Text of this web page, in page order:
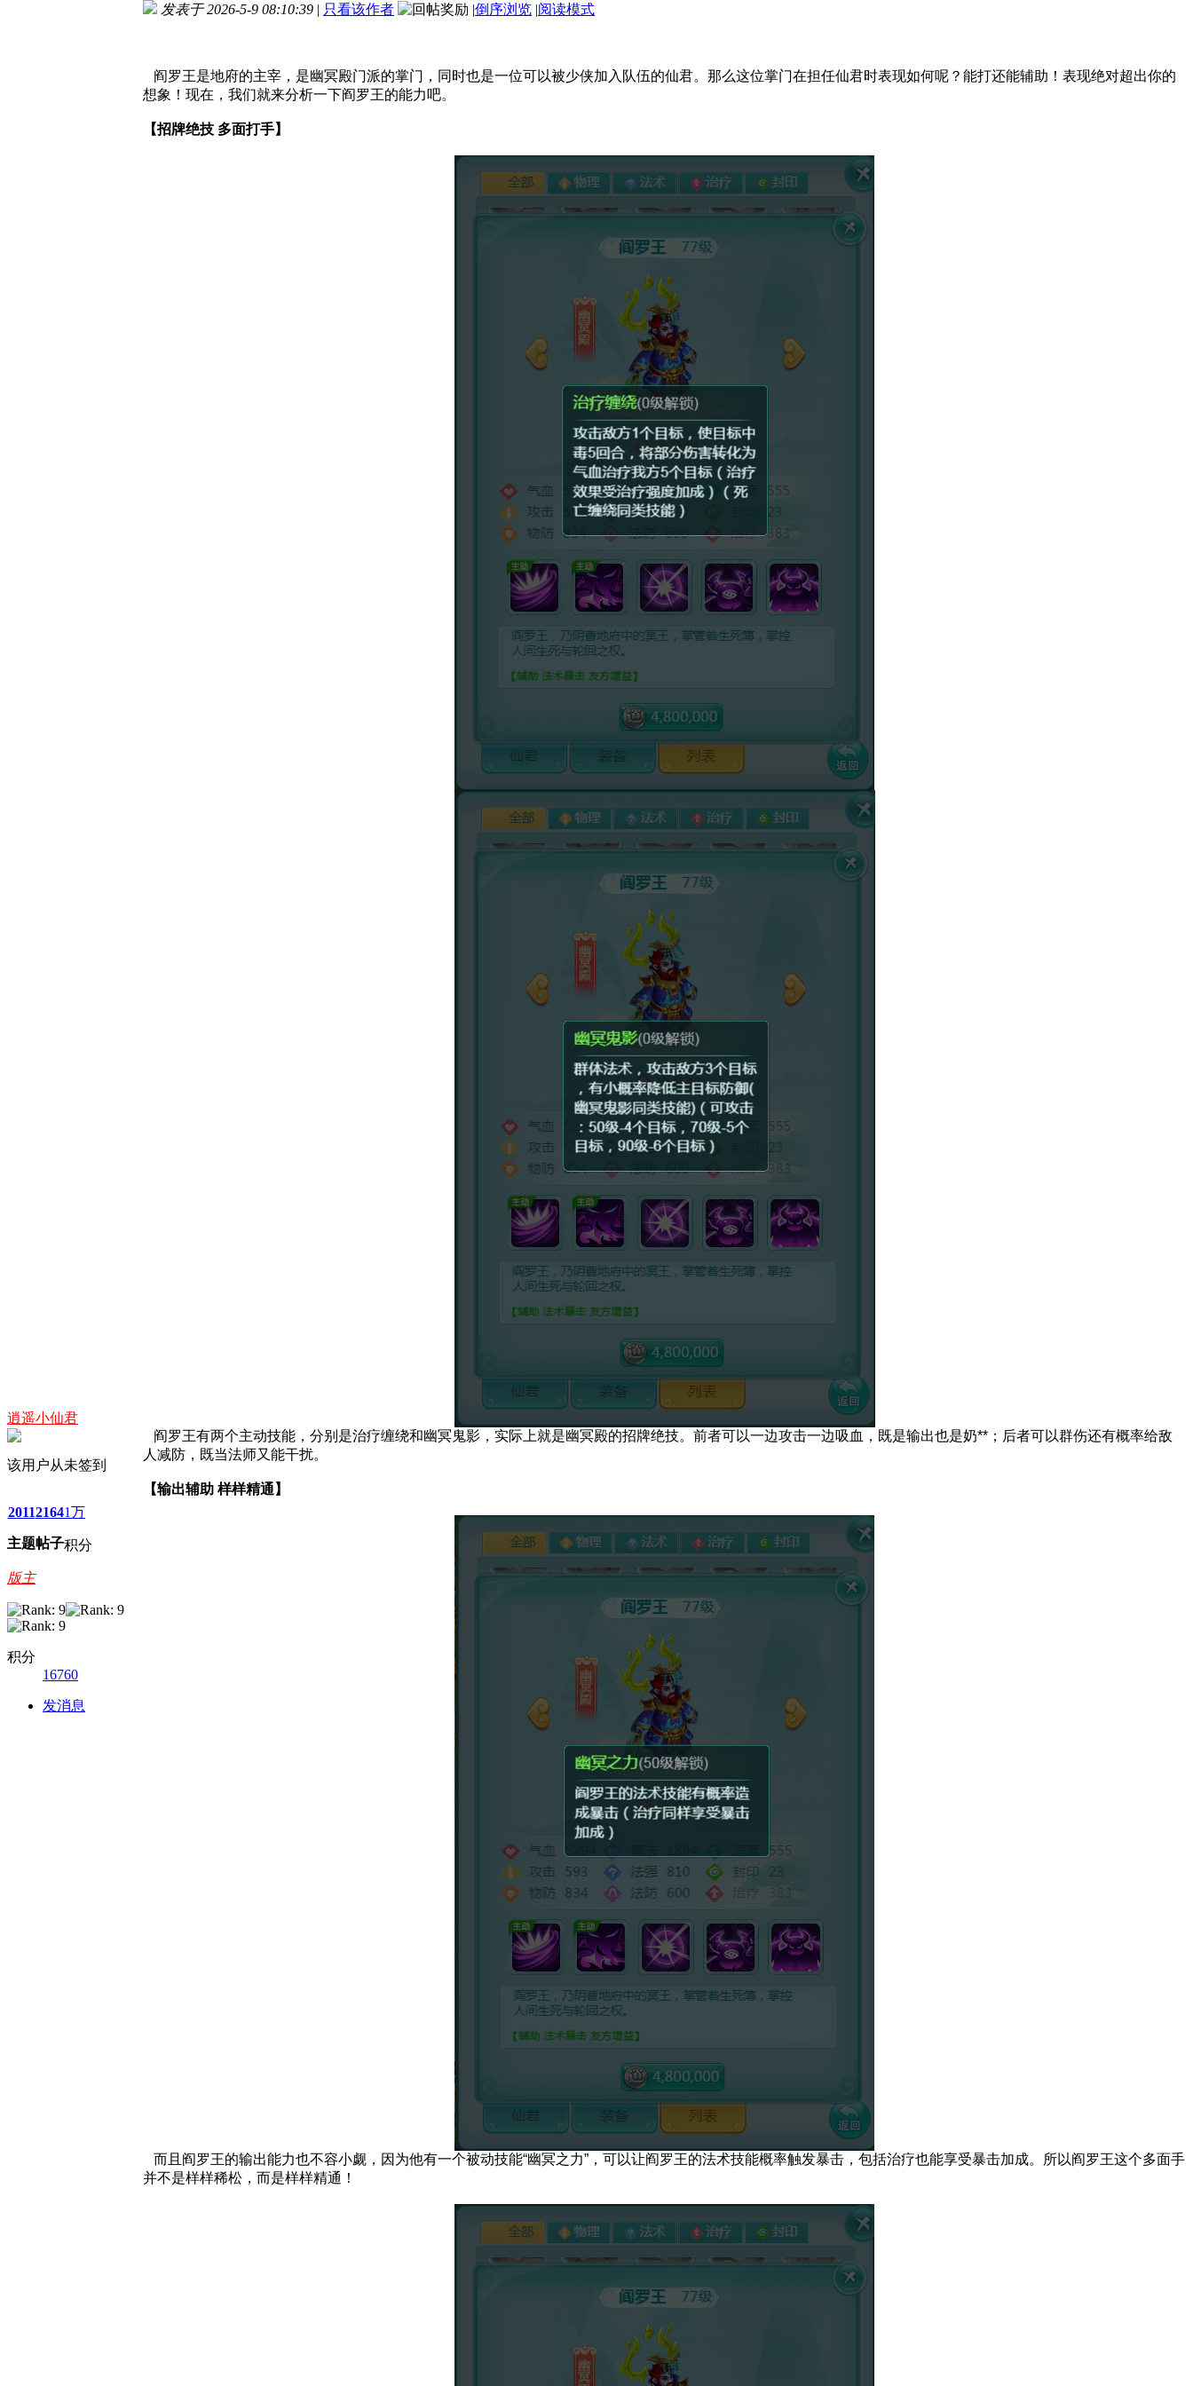
逍遥小仙君
该用户从未签到
2011
主题
2164
帖子
1万
积分
版主
积分
16760
发消息
发表于 2026-5-9 08:10:39 | 只看该作者 |倒序浏览 |阅读模式
阎罗王是地府的主宰，是幽冥殿门派的掌门，同时也是一位可以被少侠加入队伍的仙君。那么这位掌门在担任仙君时表现如何呢？能打还能辅助！表现绝对超出你的
想象！现在，我们就来分析一下阎罗王的能力吧。
【招牌绝技 多面打手】
阎罗王有两个主动技能，分别是治疗缠绕和幽冥鬼影，实际上就是幽冥殿的招牌绝技。前者可以一边攻击一边吸血，既是输出也是奶**；后者可以群伤还有概率给敌
人减防，既当法师又能干扰。
【输出辅助 样样精通】
而且阎罗王的输出能力也不容小觑，因为他有一个被动技能“幽冥之力”，可以让阎罗王的法术技能概率触发暴击，包括治疗也能享受暴击加成。所以阎罗王这个多面手
并不是样样稀松，而是样样精通！